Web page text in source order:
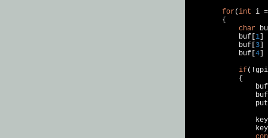
for(int i
        {
char
            buf[
1
            buf[
3
            buf[
4
if
            {